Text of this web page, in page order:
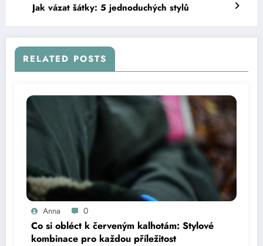
Jak vázat šátky: 5 jednoduchých stylů
RELATED POSTS
Anna 0
Co si obléct k červeným kalhotám: Stylové
kombinace pro každou příležitost